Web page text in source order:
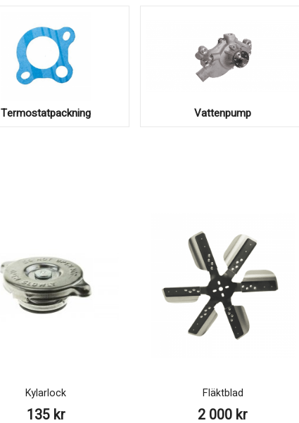
Termostatpackning Vattenpump
Kylarlock
135 kr
Fläktblad
2 000 kr